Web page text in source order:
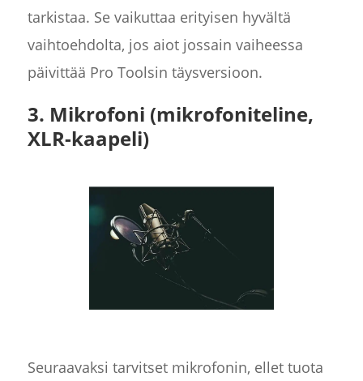
tarkistaa. Se vaikuttaa erityisen hyvältä
vaihtoehdolta, jos aiot jossain vaiheessa
päivittää Pro Toolsin täysversioon.
3. Mikrofoni (mikrofoniteline,
XLR-kaapeli)
Seuraavaksi tarvitset mikrofonin, ellet tuota